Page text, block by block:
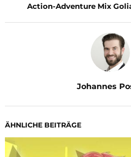
Action-Adventure Mix
Johannes
ÄHNLICHE BEITRÄGE